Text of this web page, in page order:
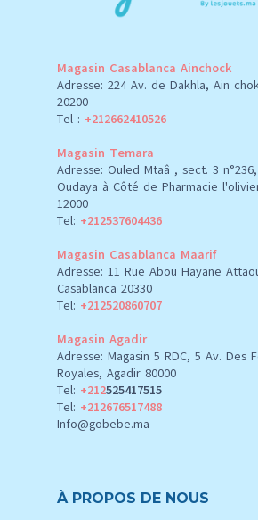
Magasin Casablanca Ainchock
Adresse: 224 Av. de Dakhla, Ain
20200
Tel : +212662410526
Magasin Temara
Adresse: Ouled Mtaâ , sect. 3
Oudaya à Côté de Pharmacie
12000
Tel: +212537604436
Magasin Casablanca Maarif
Adresse: 11 Rue Abou Hayane
Casablanca 20330
Tel: +212520860707
Magasin Agadir
Adresse: Magasin 5 RDC, 5 Av. Des
Royales, Agadir 80000
Tel: +212525417515
Tel: +212676517488
Info@gobebe.ma
À PROPOS DE NOUS